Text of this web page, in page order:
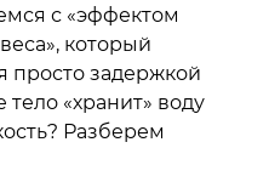
с «эффектом
который
просто задержкой
«хранит» воду
Разберем